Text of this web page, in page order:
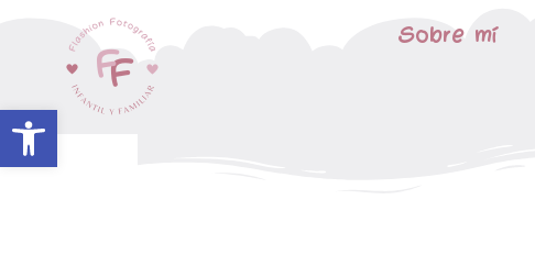
Abrir barra de herramientas
Sobre mí